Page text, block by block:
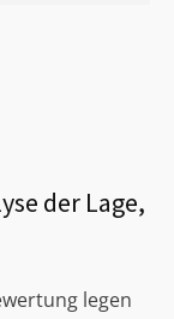
der Lage,
legen